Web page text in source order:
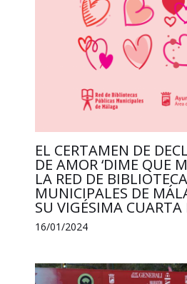
EL CERTAMEN DE
DE AMOR ‘DIME QUE
LA RED DE
MUNICIPALES DE
SU VIGÉSIMA CUARTA
16/01/2024